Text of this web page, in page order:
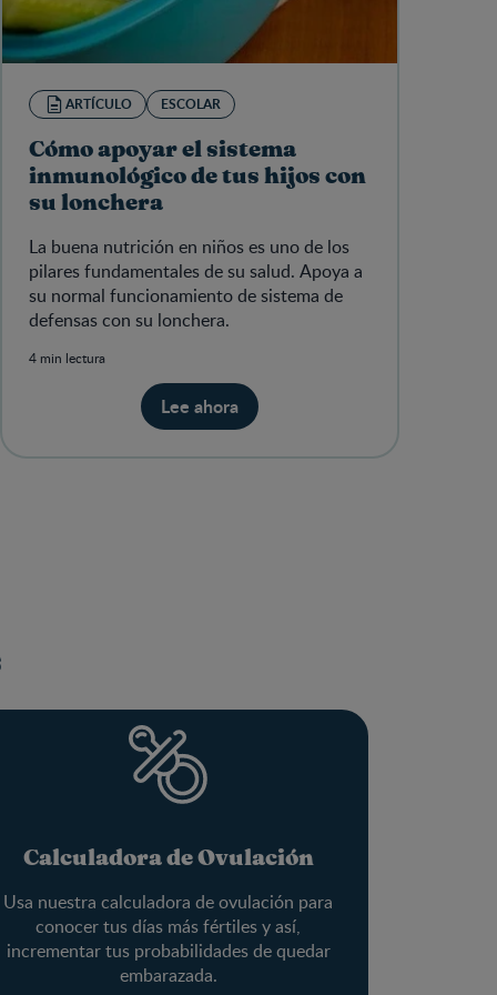
ARTÍCULO ESCOLAR
Cómo apoyar el sistema
inmunológico de tus hijos con
su lonchera
La buena nutrición en niños es uno de los
pilares fundamentales de su salud. Apoya a
su normal funcionamiento de sistema de
defensas con su lonchera.​
4 min lectura
Lee ahora
Calculadora de Ovulación
Usa nuestra calculadora de ovulación para
conocer tus días más fértiles y así,
incrementar tus probabilidades de quedar
embarazada.